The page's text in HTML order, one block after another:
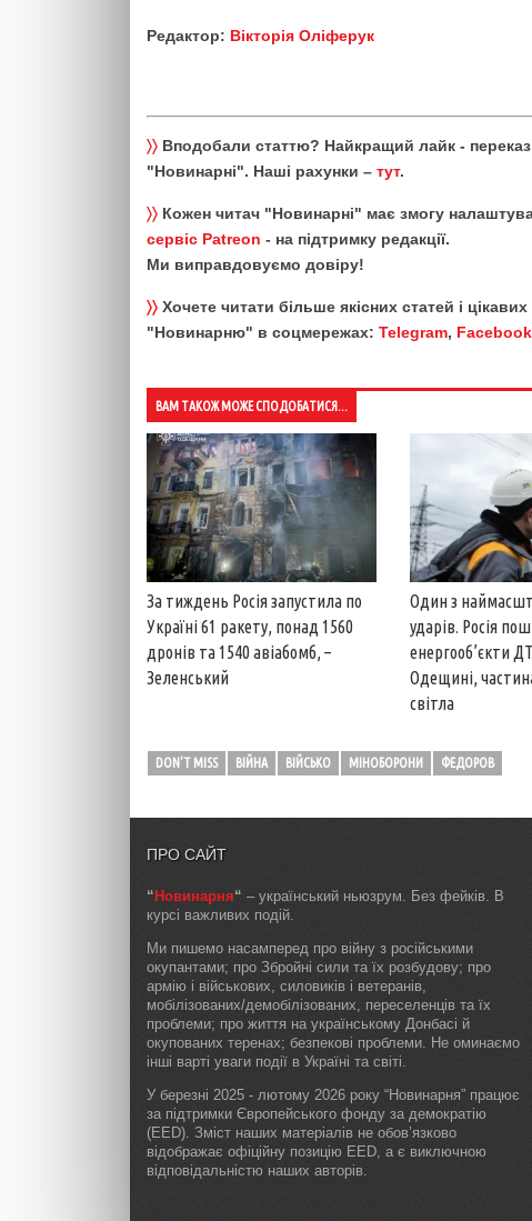
Редактор: Вікторія Оліферук
〉〉 Вподобали статтю? Найкращий лайк - переказ
"Новинарні". Наші рахунки – тут.
〉〉 Кожен читач "Новинарні" має змогу
сервіс Patreon - на підтримку редакції.
Ми виправдовуємо довіру!
〉〉 Хочете читати більше якісних статей і
"Новинарню" в соцмережах: Telegram, Facebook
ВАМ ТАКОЖ МОЖЕ СПОДОБАТИСЯ...
За тиждень Росія запустила по
Україні 61 ракету, понад 1560
дронів та 1540 авіабомб, –
Зеленський
Один з
ударів. Росія
енергооб’єкти
Одещині,
світла
DON'T MISS ВІЙНА ВІЙСЬКО МІНОБОРОНИ ФЕДОРОВ
ПРО САЙТ
“ Новинарня“ – український ньюзрум. Без фейків. В
курсі важливих подій.
Ми пишемо насамперед про війну з російськими
окупантами; про Збройні сили та їх розбудову; про
армію і військових, силовиків і ветеранів,
мобілізованих/демобілізованих, переселенців та їх
проблеми; про життя на українському Донбасі й
окупованих теренах; безпекові проблеми. Не оминаємо
інші варті уваги події в Україні та світі.
У березні 2025 - лютому 2026 року “Новинарня” працює
за підтримки Європейського фонду за демократію
(EED). Зміст наших матеріалів не обов’язково
відображає офіційну позицію EED, а є виключною
відповідальністю наших авторів.